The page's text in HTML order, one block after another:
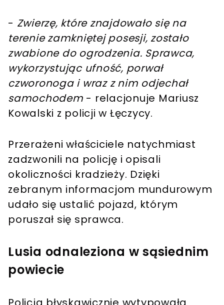
- Zwierzę, które znajdowało się na
terenie zamkniętej posesji, zostało
zwabione do ogrodzenia. Sprawca,
wykorzystując ufność, porwał
czworonoga i wraz z nim odjechał
samochodem - relacjonuje Mariusz
Kowalski z policji w Łęczycy.
Przerażeni właściciele natychmiast
zadzwonili na policję i opisali
okoliczności kradzieży. Dzięki
zebranym informacjom mundurowym
udało się ustalić pojazd, którym
poruszał się sprawca.
Lusia odnaleziona w sąsiednim
powiecie